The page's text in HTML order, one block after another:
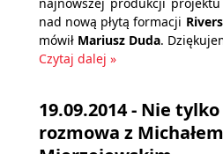
nad nową płytą formacji
mówił Mariusz Duda.
Czytaj dalej »
19.09.2014 - Nie
rozmowa z Michałem